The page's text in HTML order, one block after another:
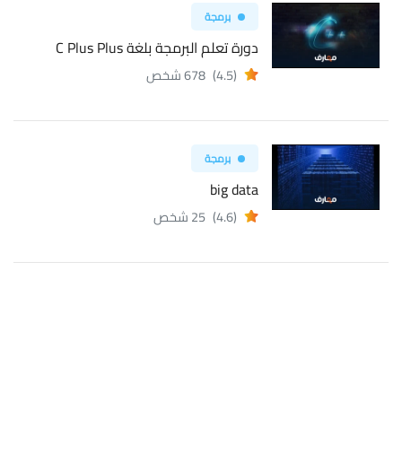
برمجة
دورة تعلم البرمجة بلغة C Plus Plus
(4.5) 678 شخص
برمجة
big data
(4.6) 25 شخص